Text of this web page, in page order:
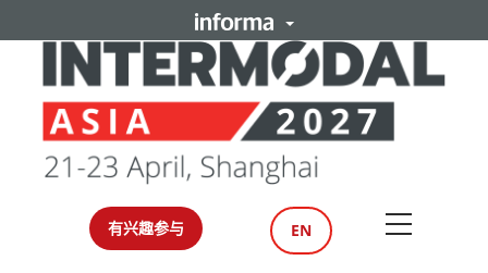
有兴趣参与 EN